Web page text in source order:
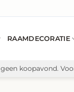
RAAMDECORATIE
koopavond.